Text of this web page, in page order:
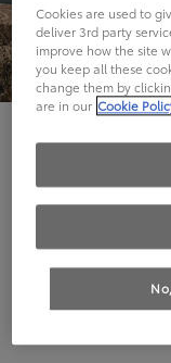
Hier
Die
Cookies are used to
deliver 3rd party
improve how the site
you keep all these
change them by
are in our Cookie